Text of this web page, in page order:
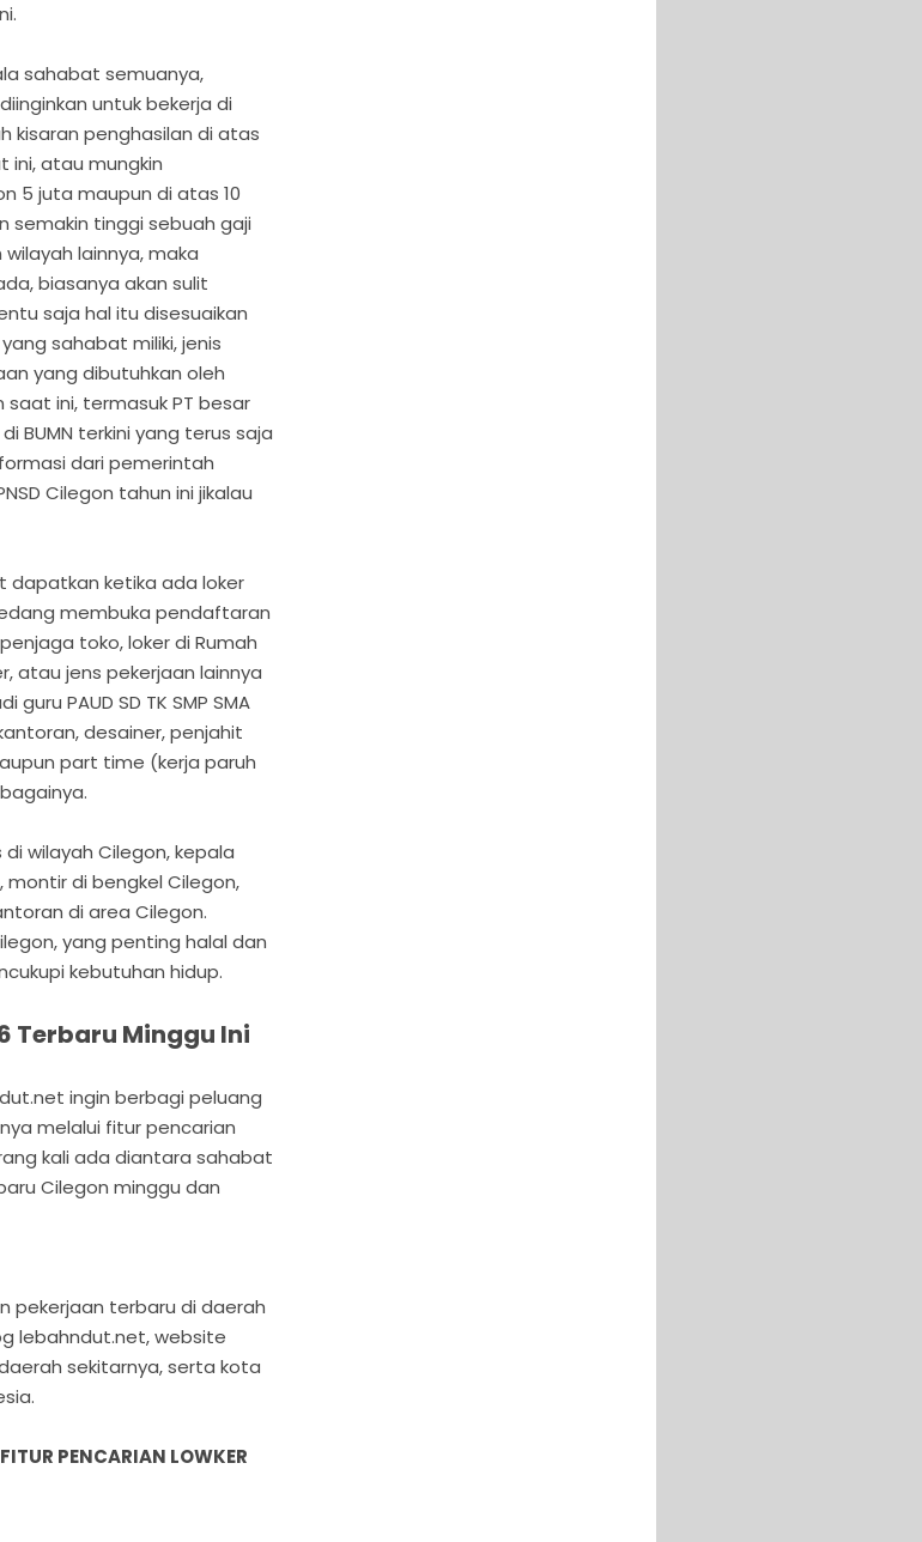
sahabat semuanya,
untuk bekerja di
kisaran penghasilan di atas
ini, atau mungkin
5 juta maupun di atas 10
semakin tinggi sebuah gaji
lainnya, maka
biasanya akan sulit
saja hal itu disesuaikan
sahabat miliki, jenis
yang dibutuhkan oleh
ini, termasuk PT besar
BUMN terkini yang terus saja
dari pemerintah
Cilegon tahun ini jikalau
dapatkan ketika ada loker
membuka pendaftaran
toko, loker di Rumah
atau jens pekerjaan lainnya
PAUD SD TK SMP SMA
desainer, penjahit
part time (kerja paruh
wilayah Cilegon, kepala
di bengkel Cilegon,
di area Cilegon.
yang penting halal dan
kebutuhan hidup.
Terbaru Minggu Ini
ingin berbagi peluang
melalui fitur pencarian
kali ada diantara sahabat
Cilegon minggu dan
pekerjaan terbaru di daerah
lebahndut.net, website
sekitarnya, serta kota
PENCARIAN LOWKER